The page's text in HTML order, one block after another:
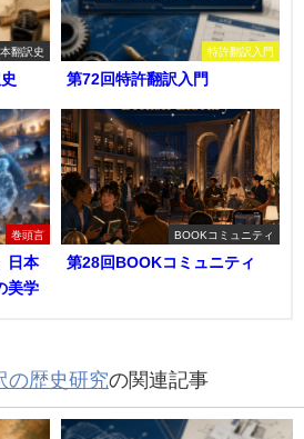
翻訳史 特許翻訳入門
第72回特許翻訳入門
巻頭言
日本
美学
BOOKコミュニティ
第28回BOOKコミュニティ
の歴史研究の関連記事